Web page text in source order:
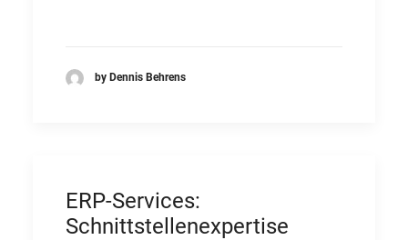
by Dennis Behrens
ERP-Services:
Schnittstellenexpertise